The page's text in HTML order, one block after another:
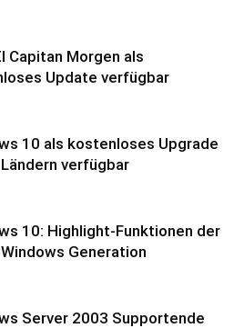
Capitan Morgen als
Update verfügbar
10 als kostenloses Upgrade
verfügbar
10: Highlight-Funktionen der
Generation
Server 2003 Supportende